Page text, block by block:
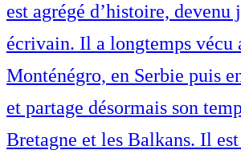
est agrégé d’histoire, devenu
écrivain. Il a longtemps vécu
Monténégro, en Serbie puis
et partage désormais son
Bretagne et les Balkans. Il est